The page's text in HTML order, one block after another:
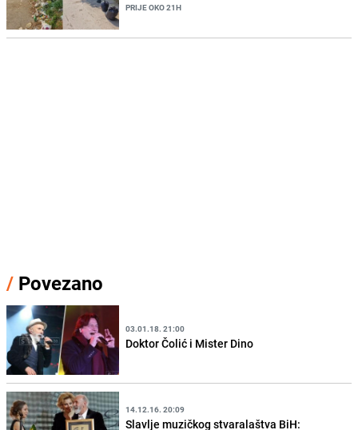
PRIJE OKO 21H
/ Povezano
03.01.18. 21:00
Doktor Čolić i Mister Dino
14.12.16. 20:09
Slavlje muzičkog stvaralaštva BiH: